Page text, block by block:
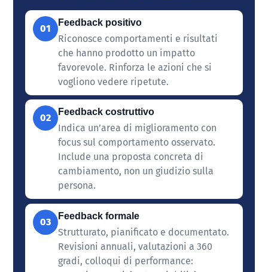
01
Feedback positivo
Riconosce comportamenti e risultati
che hanno prodotto un impatto
favorevole. Rinforza le azioni che si
vogliono vedere ripetute.
02
Feedback costruttivo
Indica un’area di miglioramento con
focus sul comportamento osservato.
Include una proposta concreta di
cambiamento, non un giudizio sulla
persona.
03
Feedback formale
Strutturato, pianificato e documentato.
Revisioni annuali, valutazioni a 360
gradi, colloqui di performance: